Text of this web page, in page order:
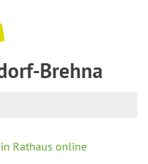
Brehna
Rathaus online